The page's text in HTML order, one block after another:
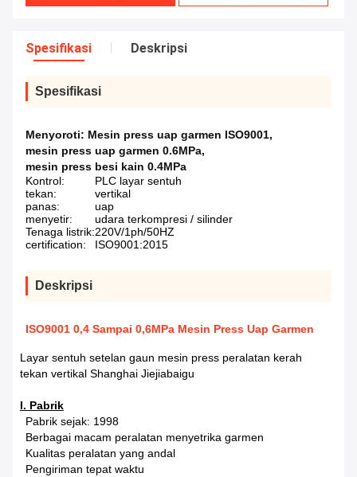
Spesifikasi Deskripsi
Spesifikasi
Menyoroti: Mesin press uap garmen ISO9001,
mesin press uap garmen 0.6MPa,
mesin press besi kain 0.4MPa
Kontrol:
PLC layar sentuh
tekan:
vertikal
panas:
uap
menyetir:
udara terkompresi / silinder
Tenaga listrik:220V/1ph/50HZ
certification:
ISO9001:2015
Deskripsi
ISO9001 0,4 Sampai 0,6MPa Mesin Press Uap Garmen
Layar sentuh setelan gaun mesin press peralatan kerah
tekan vertikal Shanghai Jiejiabaigu
I. Pabrik
Pabrik sejak: 1998
Berbagai macam peralatan menyetrika garmen
Kualitas peralatan yang andal
Pengiriman tepat waktu